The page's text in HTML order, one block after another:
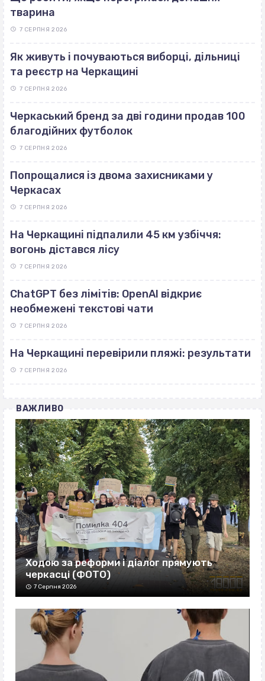
тварина
7 СЕРПНЯ 2026
Як живуть і почуваються виборці, дільниці
та реєстр на Черкащині
7 СЕРПНЯ 2026
Черкаський бренд за дві години продав 100
благодійних футболок
7 СЕРПНЯ 2026
Попрощалися із двома захисниками у
Черкасах
7 СЕРПНЯ 2026
На Черкащині підпалили 45 км узбіччя:
вогонь дістався лісу
7 СЕРПНЯ 2026
ChatGPT без лімітів: OpenAI відкриє
необмежені текстові чати
7 СЕРПНЯ 2026
На Черкащині перевірили пляжі: результати
7 СЕРПНЯ 2026
ВАЖЛИВО
Ходою за реформи і діалог прямують
черкасці (ФОТО)
7 Серпня 2026